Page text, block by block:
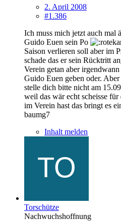
2. April 2008
#1.386
Ich muss mich jetzt auch mal
Guido Euen sein Po
Saison verlieren soll aber im
schade das er sein Rücktritt
Verein getan aber
Guido Euen geben oder.
stelle dich bitte nicht am
weil das wär echt scheisse
im Verein hast das bringt es
baumg7
Inhalt melden
Torschütze
Nachwuchshoffnung